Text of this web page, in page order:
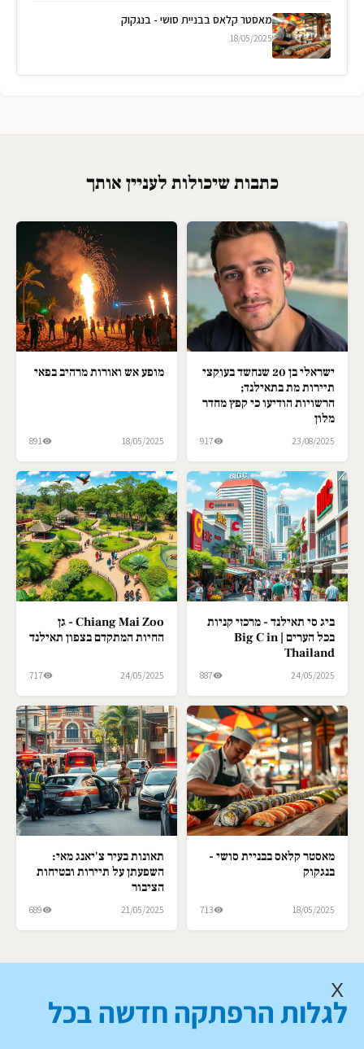
מאסטר קלאס בבניית סושי - בנגקוק
18/05/2025
כתבות שיכולות לעניין אותך
ישראלי בן 20 שנחשד בעוקצי
תיירות מת בתאילנד;
הרשויות הודיעו כי קפץ מחדר
מלון
23/08/2025
917
מופע אש ואורות מרהיב בפאי
18/05/2025
891
ביג סי תאילנד - מרכזי קניות
בכל הערים | Big C in
Thailand
24/05/2025
887
Chiang Mai Zoo - גן
החיות המתקדם בצפון תאילנד
24/05/2025
717
מאסטר קלאס בבניית סושי -
בנגקוק
18/05/2025
713
תאונות בעיר צ'יאנג מאי:
השפעתן על תיירות ובטיחות
הציבור
21/05/2025
689
X
לגלות הרפתקה חדשה בכל